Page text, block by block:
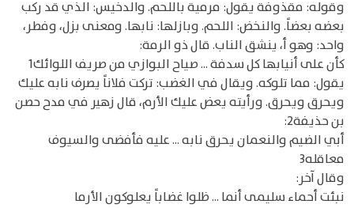
وقوله: مقذوفة يقول: مرمية باللحم. والدخيس: الذي قد ركب
بعضه بعضاً. والنخض: اللحم. وبازلها: نابها. ومعنى بزل، وفطر،
واحد: وهو أ، ينشق الناب. قال ذو الرمة:
كأن على أنيابها كل سدفة ... صياح البوازي من صريف اللوائك1
يقول: مما تلوكه. ويقال في الغضب: تركت فلاناً يصرف نابه عليك
ويحرق ويحرق. ورأيته يعض عليك الأرم، قال زهير في مدح حصن
بن حذيفة2:
أبي الضيم والنعمان يحرق نابه ... عليه فأفضى والسيوف
معاقله3
وقال آخر:
نبئت أحماء سليمى أنما ... ظلوا غضاباً يعلوكون الأرما